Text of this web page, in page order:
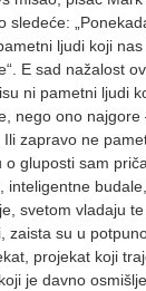
sledeće:
ljudi koji
E sad nažalost
ni pametni ljudi
nego ono
Ili zapravo ne
o gluposti sam
inteligentne
svetom vladaju
zaista su u
projekat koji
je davno